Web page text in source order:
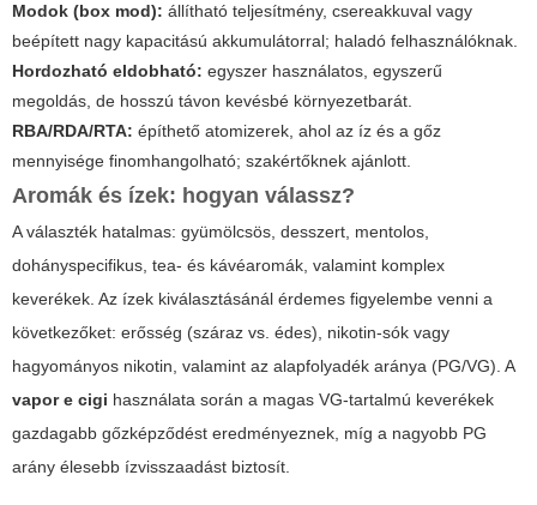
Modok (box mod): állítható teljesítmény, csereakkuval vagy
beépített nagy kapacitású akkumulátorral; haladó felhasználóknak.
Hordozható eldobható: egyszer használatos, egyszerű
megoldás, de hosszú távon kevésbé környezetbarát.
RBA/RDA/RTA: építhető atomizerek, ahol az íz és a gőz
mennyisége finomhangolható; szakértőknek ajánlott.
Aromák és ízek: hogyan válassz?
A választék hatalmas: gyümölcsös, desszert, mentolos,
dohányspecifikus, tea- és kávéaromák, valamint komplex
keverékek. Az ízek kiválasztásánál érdemes figyelembe venni a
következőket: erősség (száraz vs. édes), nikotin-sók vagy
hagyományos nikotin, valamint az alapfolyadék aránya (PG/VG). A
vapor e cigi használata során a magas VG-tartalmú keverékek
gazdagabb gőzképződést eredményeznek, míg a nagyobb PG
arány élesebb ízvisszaadást biztosít.